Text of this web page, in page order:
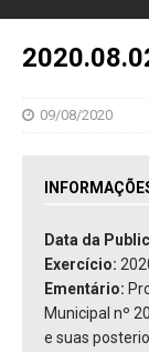
09/08/2020
Data da
Exercício:
Ementário:
Municipal nº
e suas